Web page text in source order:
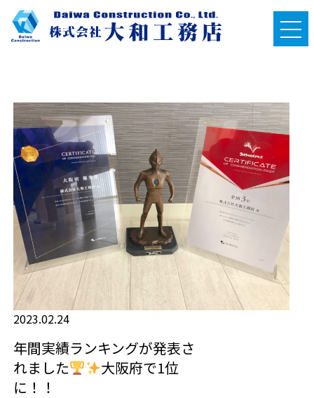
2023.02.24
年間実績ランキングが発表さ
れました
大阪府で1位
に！！